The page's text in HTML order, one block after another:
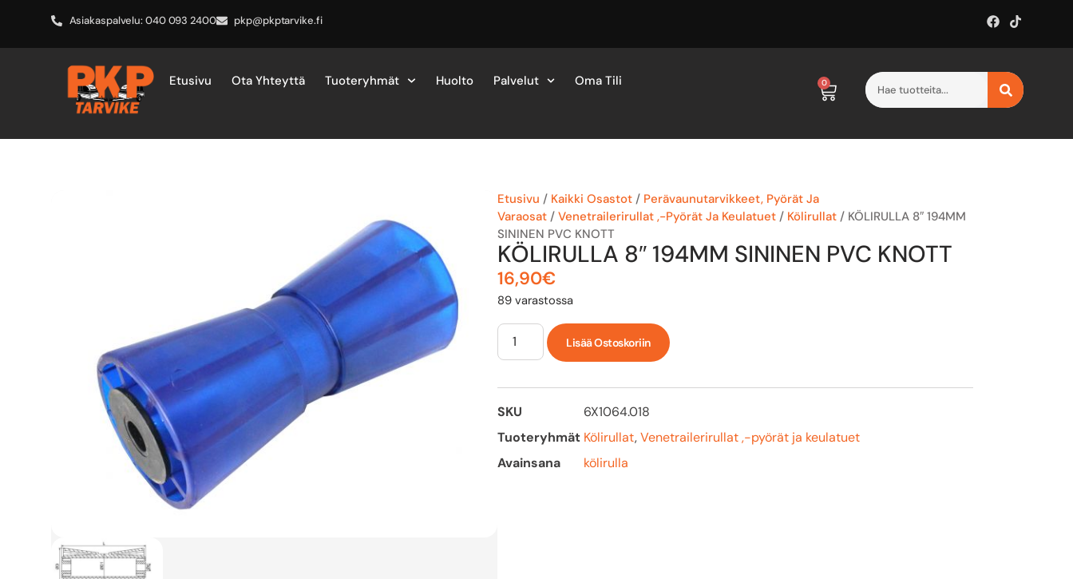
Asiakaspalvelu: 040 093 2400 pkp@pkptarvike.fi
Etusivu Ota Yhteyttä Tuoteryhmät Huolto Palvelut Oma Tili 0
Etusivu / Kaikki Osastot / Perävaunutarvikkeet, Pyörät Ja
Varaosat /Venetrailerirullat ,-Pyörät Ja Keulatuet / Kölirullat / KÖLIRULLA 8″ 194MM
SININEN PVC KNOTT
KÖLIRULLA 8″ 194MM SININEN PVC KNOTT
16,90€
89 varastossa
Lisää Ostoskoriin
SKU
6X1064.018
Tuoteryhmät Kölirullat,Venetrailerirullat ,-pyörät ja keulatuet
Avainsana
kölirulla